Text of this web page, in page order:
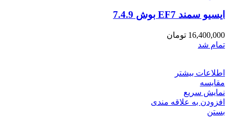
ایسیو سمند EF7 بوش 7.4.9
16,400,000 تومان
تمام شد
اطلاعات بیشتر
مقایسه
نمایش سریع
افزودن به علاقه مندی
بستن